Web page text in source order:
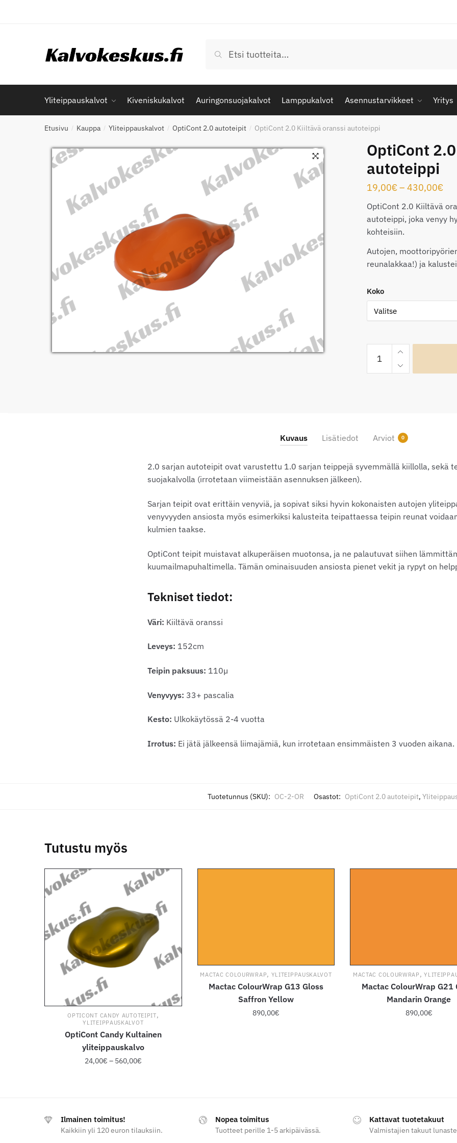
Haku
Yliteippauskalvot Kiveniskukalvot Auringonsuojakalvot Lamppukalvot Asennustarvikkeet Yritys
Etusivu / Kauppa / Yliteippauskalvot / OptiCont 2.0 autoteipit / OptiCont 2.0 Kiiltävä oranssi autoteippi
OptiCont
autoteippi
19,00€– 430,00€
-
OptiCont 2.0 Kiiltävä
autoteippi, joka venyy
kohteisiin.
Autojen,
reunalakkaa!) ja
Koko
2.0
Kiiltävä
Kuvaus Lisätiedot Arviot 0
2.0 sarjan autoteipit ovat varustettu 1.0 sarjan teippejä syvemmällä kiillolla, sekä
suojakalvolla (irrotetaan viimeistään asennuksen jälkeen).
Sarjan teipit ovat erittäin venyviä, ja sopivat siksi hyvin kokonaisten autojen
venyvyyden ansiosta myös esimerkiksi kalusteita teipattaessa teipin reunat
kulmien taakse.
OptiCont teipit muistavat alkuperäisen muotonsa, ja ne palautuvat siihen
kuumailmapuhaltimella. Tämän ominaisuuden ansiosta pienet vekit ja rypyt on
Tekniset tiedot:
Väri: Kiiltävä oranssi
Leveys: 152cm
Teipin paksuus: 110µ
Venyvyys: 33+ pascalia
Kesto: Ulkokäytössä 2-4 vuotta
Irrotus: Ei jätä jälkeensä liimajämiä, kun irrotetaan ensimmäisten 3 vuoden aikana.
Tuotetunnus (SKU): OC-2-OR Osastot: OptiCont 2.0 autoteipit,
Tutustu myös
OPTICONT CANDY AUTOTEIPIT,
YLITEIPPAUSKALVOT
OptiCont Candy Kultainen
yliteippauskalvo
24,00€ – 560,00€Hintaluokka:
on
useampi
MACTAC COLOURWRAP, YLITEIPPAUSKALVOT
Mactac ColourWrap G13 Gloss
Saffron Yellow
890,00€
tehdä
valinnat
MACTAC COLOURWRAP ,
Mactac ColourWrap G21
Mandarin Orange
890,00€
tehdä
valinnat
Ilmainen toimitus!
Kaikkiin yli 120 euron tilauksiin.
Nopea toimitus
Tuotteet perille 1-5 arkipäivässä.
Kattavat tuotetakuut
Valmistajien takuut